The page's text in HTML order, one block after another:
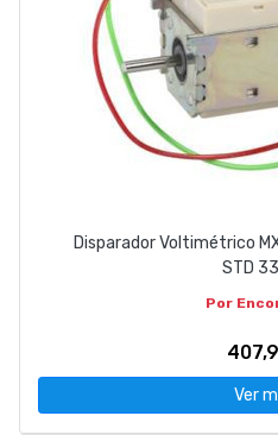
Disparador Voltimétrico
STD
Por
Ver